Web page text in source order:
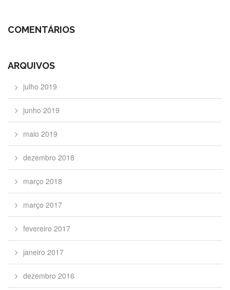
COMENTÁRIOS
ARQUIVOS
julho 2019
junho 2019
maio 2019
dezembro 2018
março 2018
março 2017
fevereiro 2017
janeiro 2017
dezembro 2016